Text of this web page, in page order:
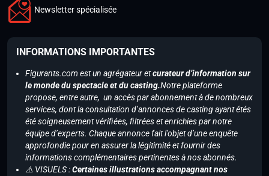
Newsletter spécialisée
INFORMATIONS IMPORTANTES
Figurants.com est un agrégateur etcurateur d’information sur
le monde du spectacle et du casting.Notre plateforme
propose, entre autre, un accès par abonnement à de nombreux
services, dont la consultation d’annonces de casting ayant étés
été soigneusement vérifiées, filtrées et enrichies par notre
équipe d’experts. Chaque annonce fait l’objet d’une enquête
approfondie pour en assurer la légitimité et fournir des
informations complémentaires pertinentes à nos abonnés.
⚠️ VISUELS :Certaines illustrations accompagnant nos